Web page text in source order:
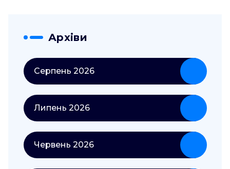
Архіви
Серпень 2026
Липень 2026
Червень 2026